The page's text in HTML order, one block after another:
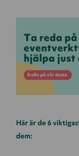
Här är de 6
dem: